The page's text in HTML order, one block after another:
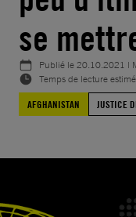
se
Publié le20.10.2021 |
Temps de lecture
AFGHANISTAN
JUSTICE